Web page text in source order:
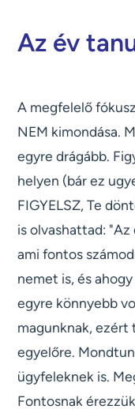
Az év
A megfelelő
NEM kimondása.
egyre drágább.
helyen (bár ez
FIGYELSZ, Te
is olvashattad: "Az
ami fontos
nemet is, és
egyre könnyebb
magunknak, ezért
egyelőre.
ügyfeleknek is.
Fontosnak